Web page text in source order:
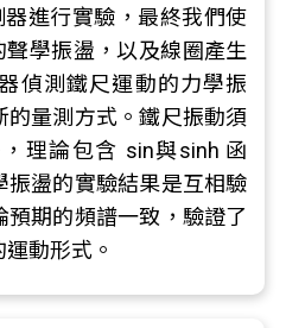
進行實驗，最終我們使
聲學振盪，以及線圈產生
偵測鐵尺運動的力學振
的量測方式。鐵尺振動須
理論包含 sin與sinh 函
振盪的實驗結果是互相驗
預期的頻譜一致，驗證了
動形式。